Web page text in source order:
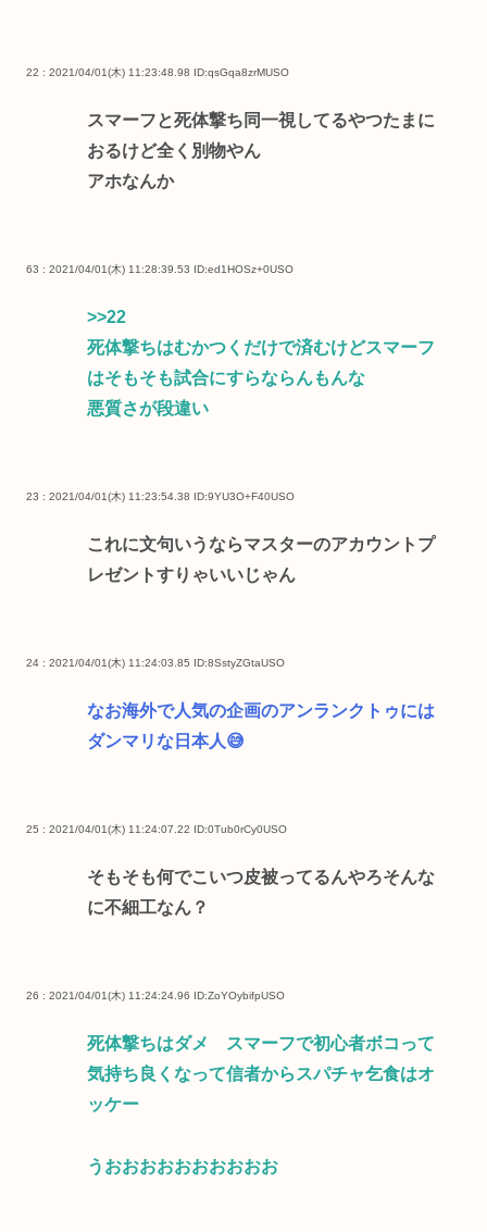
22 : 2021/04/01(木) 11:23:48.98 ID:qsGqa8zrMUSO
スマーフと死体撃ち同一視してるやつたまに
おるけど全く別物やん
アホなんか
63 : 2021/04/01(木) 11:28:39.53 ID:ed1HOSz+0USO
>>22
死体撃ちはむかつくだけで済むけどスマーフ
はそもそも試合にすらならんもんな
悪質さが段違い
23 : 2021/04/01(木) 11:23:54.38 ID:9YU3O+F40USO
これに文句いうならマスターのアカウントプ
レゼントすりゃいいじゃん
24 : 2021/04/01(木) 11:24:03.85 ID:8SstyZGtaUSO
なお海外で人気の企画のアンランクトゥには
ダンマリな日本人😅
25 : 2021/04/01(木) 11:24:07.22 ID:0Tub0rCy0USO
そもそも何でこいつ皮被ってるんやろそんな
に不細工なん？
26 : 2021/04/01(木) 11:24:24.96 ID:ZoYOybifpUSO
死体撃ちはダメ スマーフで初心者ボコって
気持ち良くなって信者からスパチャ乞食はオ
ッケー
うおおおおおおおおおお